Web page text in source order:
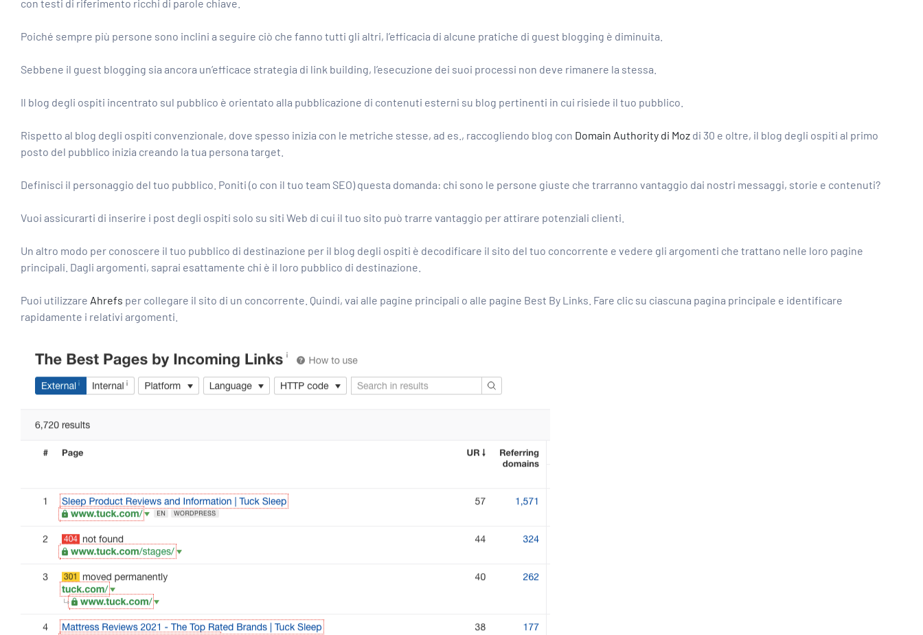
con testi di riferimento ricchi di parole chiave.
Poiché sempre più persone sono inclini a seguire ciò che fanno tutti gli altri, l’efficacia di alcune pratiche di guest blogging è diminuita.
Sebbene il guest blogging sia ancora un’efficace strategia di link building, l’esecuzione dei suoi processi non deve rimanere la stessa.
Il blog degli ospiti incentrato sul pubblico è orientato alla pubblicazione di contenuti esterni su blog pertinenti in cui risiede il tuo pubblico.
Rispetto al blog degli ospiti convenzionale, dove spesso inizia con le metriche stesse, ad es., raccogliendo blog con Domain Authority di Moz di 30 e oltre, il blog degli ospiti al primo
posto del pubblico inizia creando la tua persona target.
Definisci il personaggio del tuo pubblico. Poniti (o con il tuo team SEO) questa domanda: chi sono le persone giuste che trarranno vantaggio dai nostri messaggi, storie e contenuti?
Vuoi assicurarti di inserire i post degli ospiti solo su siti Web di cui il tuo sito può trarre vantaggio per attirare potenziali clienti.
Un altro modo per conoscere il tuo pubblico di destinazione per il blog degli ospiti è decodificare il sito del tuo concorrente e vedere gli argomenti che trattano nelle loro pagine
principali. Dagli argomenti, saprai esattamente chi è il loro pubblico di destinazione.
Puoi utilizzare Ahrefs per collegare il sito di un concorrente. Quindi, vai alle pagine principali o alle pagine Best By Links. Fare clic su ciascuna pagina principale e identificare
rapidamente i relativi argomenti.